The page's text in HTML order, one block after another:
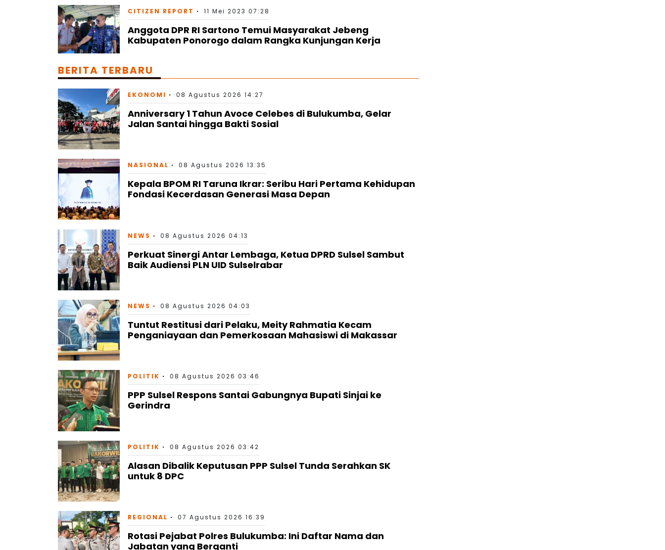
CITIZEN REPORT 11 Mei 2023 07:28
Anggota DPR RI Sartono Temui Masyarakat Jebeng
Kabupaten Ponorogo dalam Rangka Kunjungan Kerja
BERITA TERBARU
EKONOMI 08 Agustus 2026 14:27
Anniversary 1 Tahun Avoce Celebes di Bulukumba, Gelar
Jalan Santai hingga Bakti Sosial
NASIONAL 08 Agustus 2026 13:35
Kepala BPOM RI Taruna Ikrar: Seribu Hari Pertama Kehidupan
Fondasi Kecerdasan Generasi Masa Depan
NEWS 08 Agustus 2026 04:13
Perkuat Sinergi Antar Lembaga, Ketua DPRD Sulsel Sambut
Baik Audiensi PLN UID Sulselrabar
NEWS 08 Agustus 2026 04:03
Tuntut Restitusi dari Pelaku, Meity Rahmatia Kecam
Penganiayaan dan Pemerkosaan Mahasiswi di Makassar
POLITIK 08 Agustus 2026 03:46
PPP Sulsel Respons Santai Gabungnya Bupati Sinjai ke
Gerindra
POLITIK 08 Agustus 2026 03:42
Alasan Dibalik Keputusan PPP Sulsel Tunda Serahkan SK
untuk 8 DPC
REGIONAL 07 Agustus 2026 16:39
Rotasi Pejabat Polres Bulukumba: Ini Daftar Nama dan
Jabatan yang Berganti